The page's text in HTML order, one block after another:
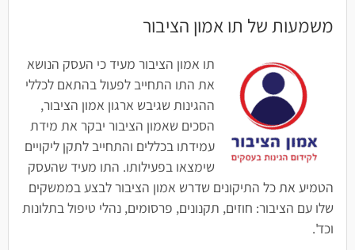
משמעות של תו אמון הציבור
תו אמון הציבור מעיד כי העסק הנושא
את התו התחייב לפעול בהתאם לכללי
ההגינות שגיבש ארגון אמון הציבור,
הסכים שאמון הציבור יבקר את מידת
עמידתו בכללים והתחייב לתקן ליקויים
שימצאו בפעילותו. התו מעיד שהעסק
הטמיע את כל התיקונים שדרש אמון הציבור לבצע בממשקים
שלו עם הציבור: חוזים, תקנונים, פרסומים, נהלי טיפול בתלונות
וכד'.